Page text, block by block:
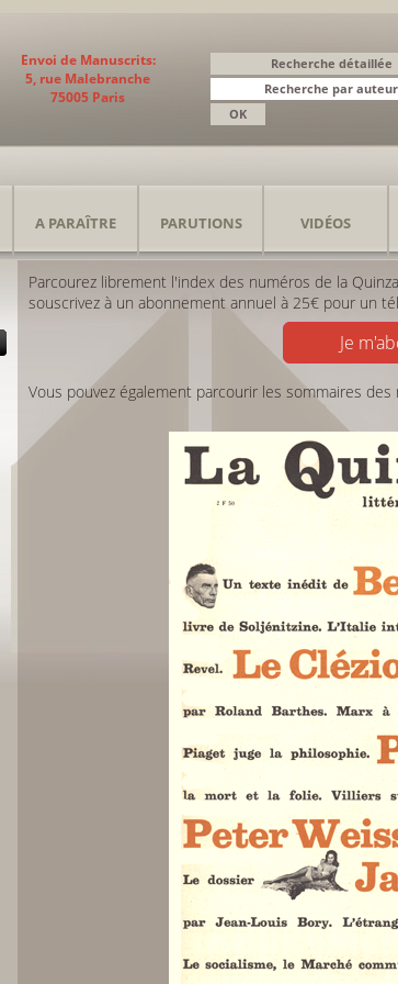
Envoi de Manuscrits:
5, rue Malebranche
75005 Paris
A PARAÎTRE PARUTIONS VIDÉOS
Parcourez librement l'index des numéros de la
souscrivez à un abonnement annuel à 25€ pour un
Je
Vous pouvez également parcourir les sommaires des